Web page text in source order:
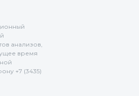
анализов,
время
+7 (3435)